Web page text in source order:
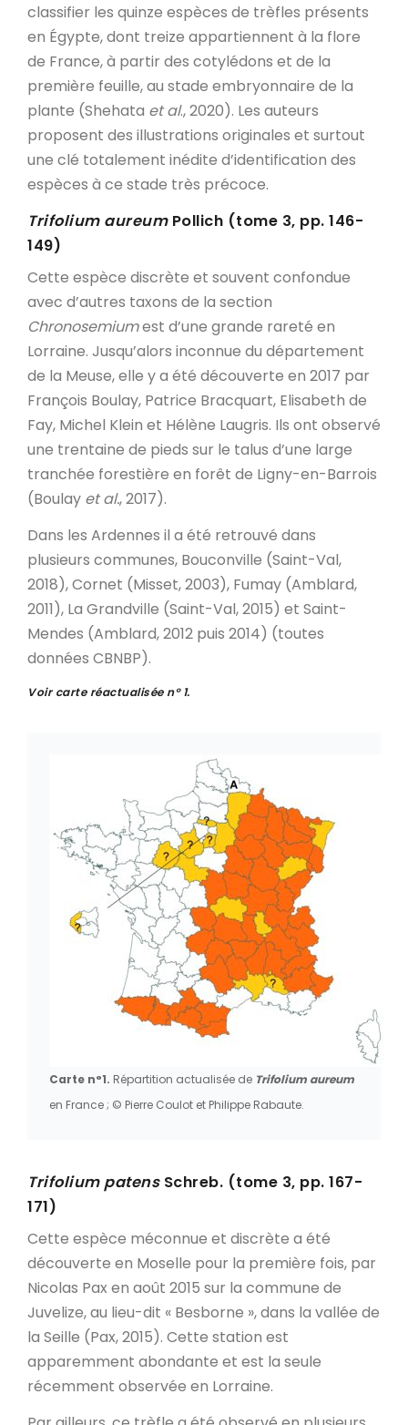
classifier les quinze espèces de trèfles présents
en Égypte, dont treize appartiennent à la flore
de France, à partir des cotylédons et de la
première feuille, au stade embryonnaire de la
plante (Shehata et al., 2020). Les auteurs
proposent des illustrations originales et surtout
une clé totalement inédite d’identification des
espèces à ce stade très précoce.
Trifolium aureumPollich (tome 3, pp. 146-
149)
Cette espèce discrète et souvent confondue
avec d’autres taxons de la section
Chronosemiumest d’une grande rareté en
Lorraine. Jusqu’alors inconnue du département
de la Meuse, elle y a été découverte en 2017 par
François Boulay, Patrice Bracquart, Elisabeth de
Fay, Michel Klein et Hélène Laugris. Ils ont observé
une trentaine de pieds sur le talus d’une large
tranchée forestière en forêt de Ligny-en-Barrois
(Boulay et al., 2017).
Dans les Ardennes il a été retrouvé dans
plusieurs communes, Bouconville (Saint-Val,
2018), Cornet (Misset, 2003), Fumay (Amblard,
2011), La Grandville (Saint-Val, 2015) et Saint-
Mendes (Amblard, 2012 puis 2014) (toutes
données CBNBP).
Voir carte réactualisée n° 1.
Carte n°1. Répartition actualisée de Trifolium aureum
en France ; © Pierre Coulot et Philippe Rabaute.
Trifolium patensSchreb. (tome 3, pp. 167-
171)
Cette espèce méconnue et discrète a été
découverte en Moselle pour la première fois, par
Nicolas Pax en août 2015 sur la commune de
Juvelize, au lieu-dit « Besborne », dans la vallée de
la Seille (Pax, 2015). Cette station est
apparemment abondante et est la seule
récemment observée en Lorraine.